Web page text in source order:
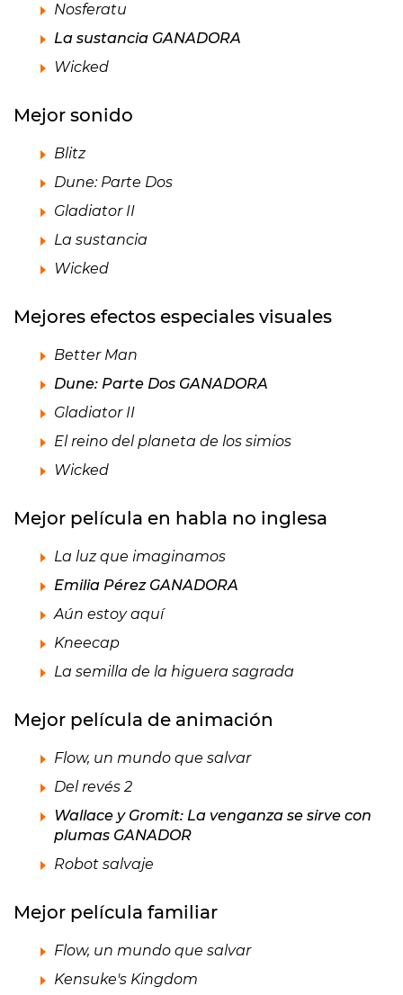
Nosferatu
La sustancia GANADORA
Wicked
Mejor sonido
Blitz
Dune: Parte Dos
Gladiator II
La sustancia
Wicked
Mejores efectos especiales visuales
Better Man
Dune: Parte Dos GANADORA
Gladiator II
El reino del planeta de los simios
Wicked
Mejor película en habla no inglesa
La luz que imaginamos
Emilia Pérez GANADORA
Aún estoy aquí
Kneecap
La semilla de la higuera sagrada
Mejor película de animación
Flow, un mundo que salvar
Del revés 2
Wallace y Gromit: La venganza se sirve con
plumas GANADOR
Robot salvaje
Mejor película familiar
Flow, un mundo que salvar
Kensuke's Kingdom